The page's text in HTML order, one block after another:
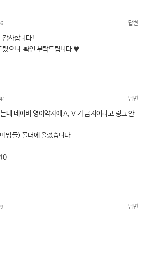
답변
감사합니다!
렸으니, 확인 부탁드립니다 ♥
답변
데 네이버 영어약자에 A, V 가 금지어라고 링크 안
맘들) 폴더에 올렸습니다.
답변